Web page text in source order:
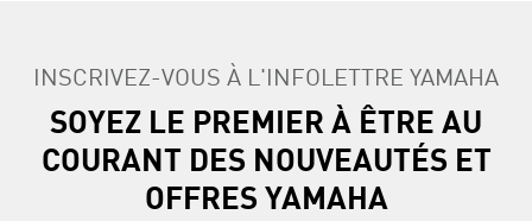
INSCRIVEZ-VOUS À L'INFOLETTRE YAMAHA
SOYEZ LE PREMIER À ÊTRE AU
COURANT DES NOUVEAUTÉS ET
OFFRES YAMAHA